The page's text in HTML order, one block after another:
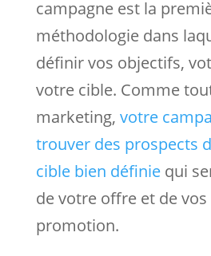
campagne est la
méthodologie dans
définir vos objectifs,
votre cible. Comme
marketing, votre
trouver des prospects
cible bien définiequi
de votre offre et de
promotion.